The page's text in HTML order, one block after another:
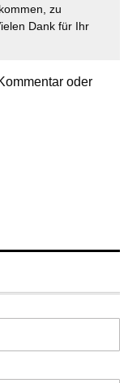
zu
Dank für Ihr
oder